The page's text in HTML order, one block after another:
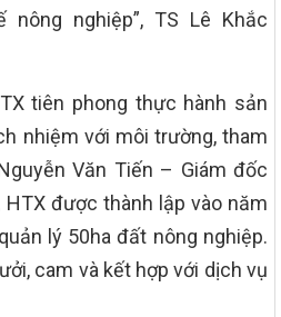
nghiệp”, TS Lê Khắc
tiên phong thực hành sản
nhiệm với môi trường, tham
Văn Tiến – Giám đốc
HTX được thành lập vào năm
lý 50ha đất nông nghiệp.
cam và kết hợp với dịch vụ